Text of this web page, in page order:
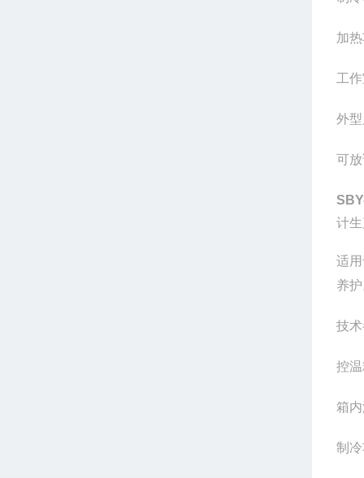
加
工
外
可
计
适
养
技
控
箱
制